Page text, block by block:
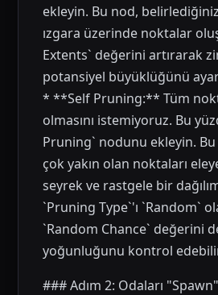
ekleyin. Bu nod,
ızgara üzerinde noktalar
Extents` değerini artırarak
potansiyel büyüklüğünü
* **Self Pruning:** Tüm
olmasını istemiyoruz. Bu
Pruning` nodunu ekleyin.
çok yakın olan noktaları
seyrek ve rastgele bir
`Pruning Type`'ı `Random`
`Random Chance` değerini
yoğunluğunu kontrol
### Adım 2: Odaları